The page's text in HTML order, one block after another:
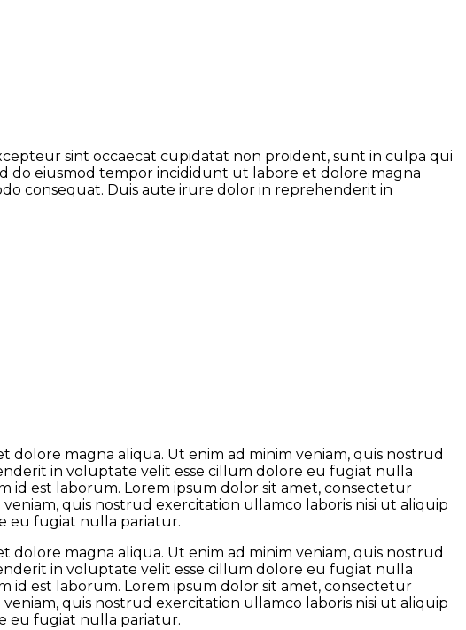
sint occaecat cupidatat non proident, sunt in culpa qui
do eiusmod tempor incididunt ut labore et dolore magna
consequat. Duis aute irure dolor in reprehenderit in
magna aliqua. Ut enim ad minim veniam, quis nostrud
in voluptate velit esse cillum dolore eu fugiat nulla
est laborum. Lorem ipsum dolor sit amet, consectetur
quis nostrud exercitation ullamco laboris nisi ut aliquip
eu fugiat nulla pariatur.
magna aliqua. Ut enim ad minim veniam, quis nostrud
in voluptate velit esse cillum dolore eu fugiat nulla
est laborum. Lorem ipsum dolor sit amet, consectetur
quis nostrud exercitation ullamco laboris nisi ut aliquip
eu fugiat nulla pariatur.